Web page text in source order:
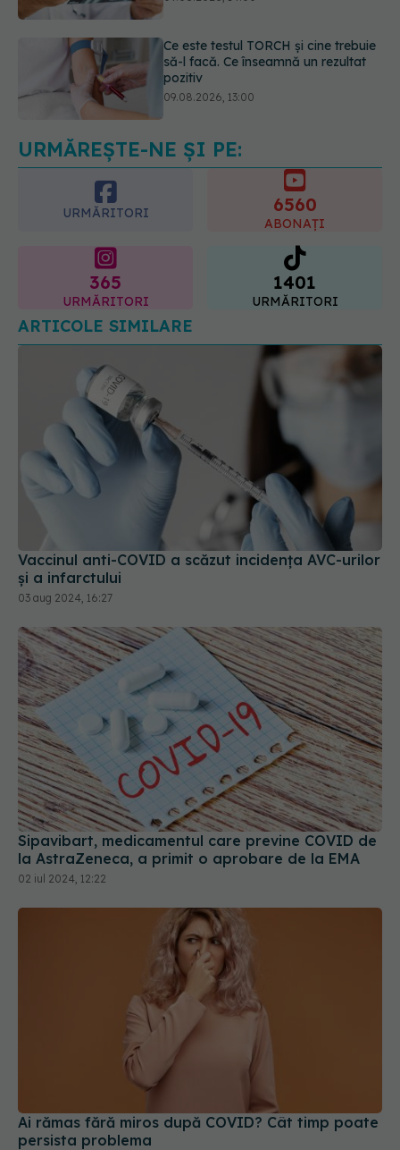
Adevărul despre diabetul de tip 2:
ce greșeli fac majoritatea oamenilor.
URMĂREȘTE-NE ȘI PE:
URMĂRITORI 6560
ABONAȚI
365
URMĂRITORI
1401
URMĂRITORI
ARTICOLE SIMILARE
Vaccinul anti-COVID a scăzut incidența AVC-urilor
și a infarctului
03 aug 2024, 16:27
Sipavibart, medicamentul care previne COVID de
la AstraZeneca, a primit o aprobare de la EMA
02 iul 2024, 12:22
Ai rămas fără miros după COVID? Cât timp poate
persista problema